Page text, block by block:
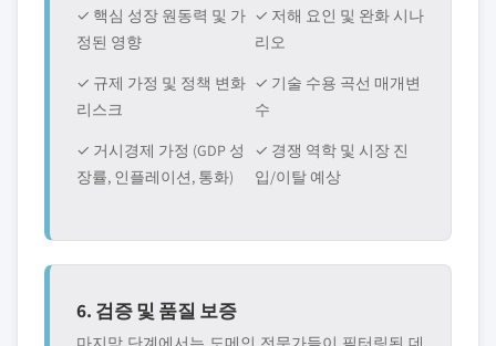
✓ 핵심 성장 원동력 및 가
정된 영향
✓ 저해 요인 및 완화 시나
리오
✓ 규제 가정 및 정책 변화
리스크
✓ 기술 수용 곡선 매개변
수
✓ 거시경제 가정 (GDP 성
장률, 인플레이션, 통화)
✓ 경쟁 역학 및 시장 진
입/이탈 예상
6. 검증 및 품질 보증